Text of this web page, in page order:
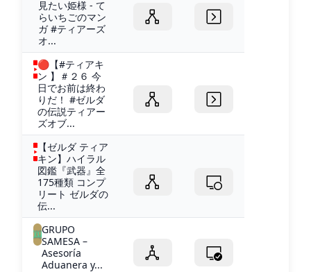
見たい姫様 - て
らいちごのマン
ガ #ティアーズ
オ...
🔴【#ティアキ
ン 】＃２６ 今
日でお前は終わ
りだ！ #ゼルダ
の伝説ティアー
ズオブ...
【ゼルダ ティア
キン】ハイラル
図鑑『武器』全
175種類 コンプ
リート ゼルダの
伝...
GRUPO
SAMESA –
Asesoría
Aduanera y...